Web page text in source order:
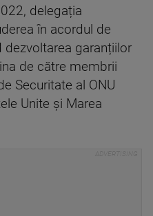
delegația
în acordul de
dezvoltarea garanțiilor
de către membrii
Securitate al ONU
Unite și Marea